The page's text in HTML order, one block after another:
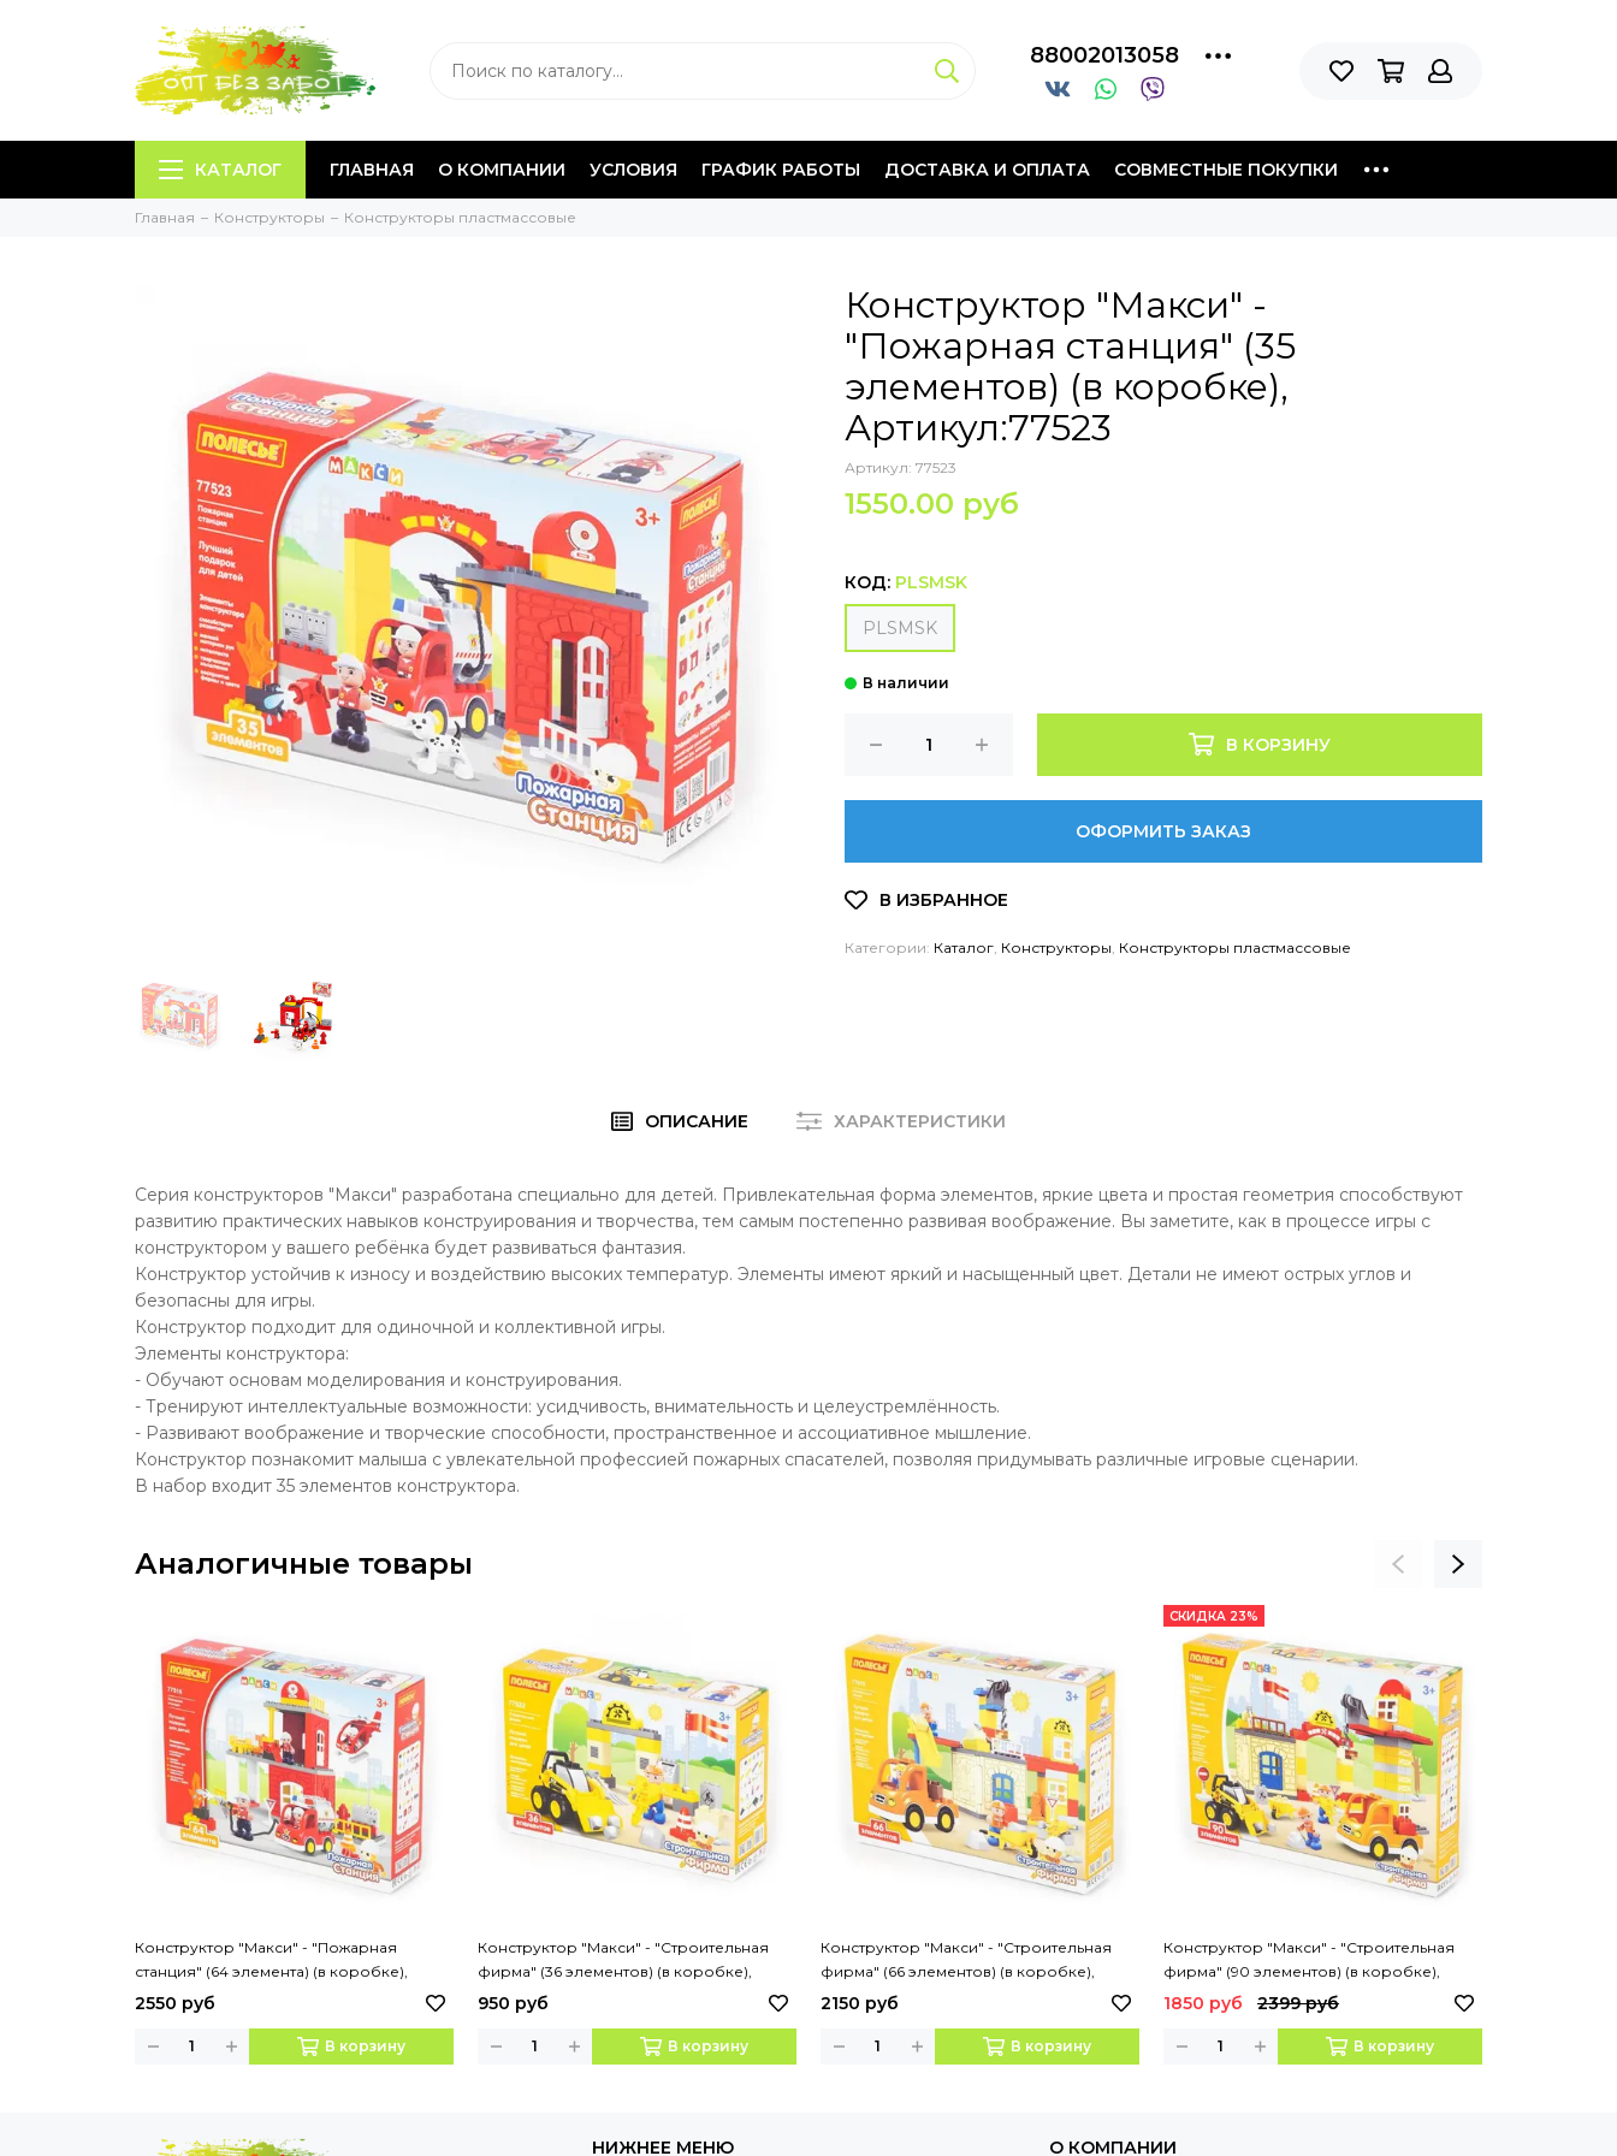
88002013058
КАТАЛОГ ГЛАВНАЯ О КОМПАНИИ УСЛОВИЯ ГРАФИК РАБОТЫ ДОСТАВКА И ОПЛАТА СОВМЕСТНЫЕ ПОКУПКИ
Главная Конструкторы Конструкторы пластмассовые
Конструктор "Макси" -
"Пожарная станция" (35
элементов) (в коробке),
Артикул:77523
Артикул: 77523
1550.00 руб
КОД: PLSMSK
PLSMSK
В КОРЗИНУ
ОФОРМИТЬ ЗАКАЗ
Категории: Каталог Конструкторы Конструкторы пластмассовые
ОПИСАНИЕ ХАРАКТЕРИСТИКИ
Серия конструкторов "Макси" разработана специально для детей. Привлекательная форма элементов, яркие цвета и простая геометрия способствуют
развитию практических навыков конструирования и творчества, тем самым постепенно развивая воображение. Вы заметите, как в процессе игры с
конструктором у вашего ребёнка будет развиваться фантазия.
Конструктор устойчив к износу и воздействию высоких температур. Элементы имеют яркий и насыщенный цвет. Детали не имеют острых углов и
безопасны для игры.
Конструктор подходит для одиночной и коллективной игры.
Элементы конструктора:
- Обучают основам моделирования и конструирования.
- Тренируют интеллектуальные возможности: усидчивость, внимательность и целеустремлённость.
- Развивают воображение и творческие способности, пространственное и ассоциативное мышление.
Конструктор познакомит малыша с увлекательной профессией пожарных спасателей, позволяя придумывать различные игровые сценарии.
В набор входит 35 элементов конструктора.
Аналогичные товары
Конструктор "Макси" - "Пожарная
станция" (64 элемента) (в коробке),
Артикул:77516
2550 руб
В корзину
Конструктор "Макси" - "Строительная
фирма" (36 элементов) (в коробке),
Артикул:77622
950 руб
В корзину
Конструктор "Макси" - "Строительная
фирма" (66 элементов) (в коробке),
Артикул:77615
2150 руб
В корзину
СКИДКА 23%
Конструктор "Макси" - "Строительная
фирма" (90 элементов) (в коробке),
Артикул:77608
1850 руб 2399 руб
В корзину
НИЖНЕЕ МЕНЮ О КОМПАНИИ